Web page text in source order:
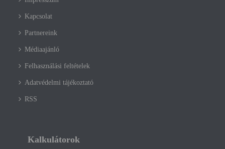
Kapcsolat
Partnereink
Médiaajánló
Felhasználási feltételek
Adatvédelmi tájékoztató
RSS
Kalkulátorok